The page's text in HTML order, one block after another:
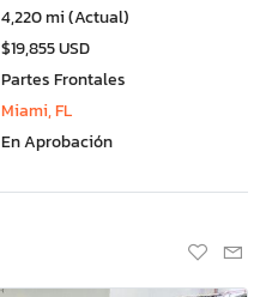
4,220 mi (Actual)
$19,855 USD
Partes Frontales
Miami, FL
En Aprobación